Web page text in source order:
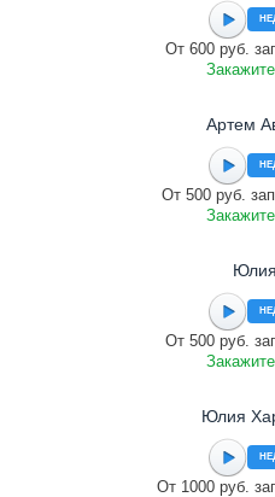
От 600 руб.
Артем
От 500 руб.
От 500 руб.
Юлия
От 1000 руб.